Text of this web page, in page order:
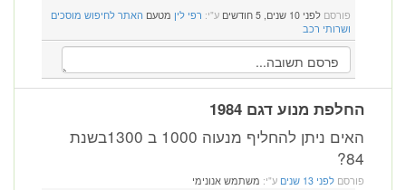
פורסם לפני 10 שנים, 5 חודשים ע"י: רפי לין מטעם האתר לחיפוש מוסכים
ושרותי רכב
החלפת מנוע דגם 1984
האים ניתן להחליף מנעוה 1000 ב 1300בשנת
84?
פורסם לפני 13 שנים ע"י: משתמש אנונימי